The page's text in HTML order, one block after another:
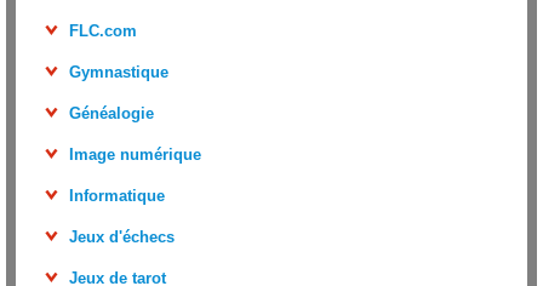
FLC.com
Gymnastique
Généalogie
Image numérique
Informatique
Jeux d'échecs
Jeux de tarot